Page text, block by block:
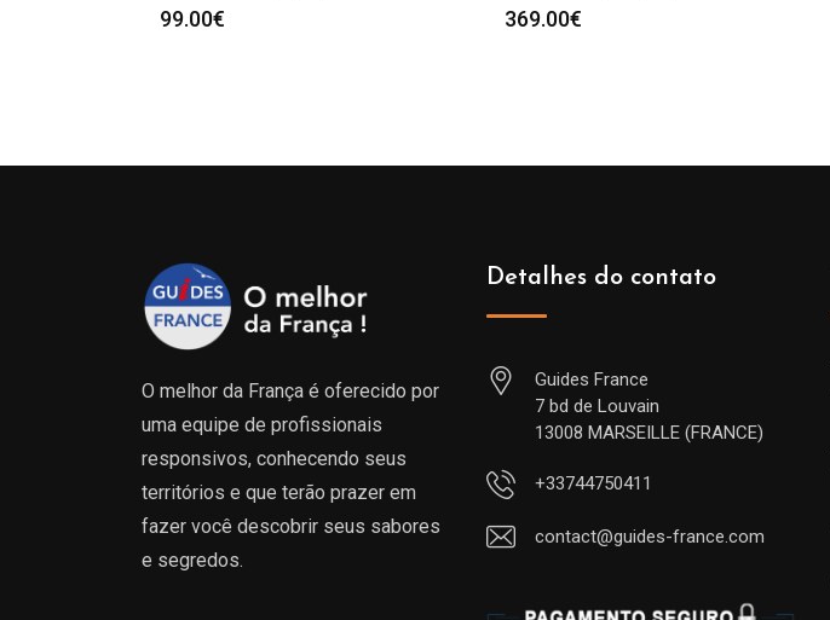
99.00€ 369.00€
O melhor da França é oferecido por
uma equipe de profissionais
responsivos, conhecendo seus
territórios e que terão prazer em
fazer você descobrir seus sabores
e segredos.
Detalhes do contato
Guides France
7 bd de Louvain
13008 MARSEILLE (FRANCE)
+33744750411
contact@guides-france.com